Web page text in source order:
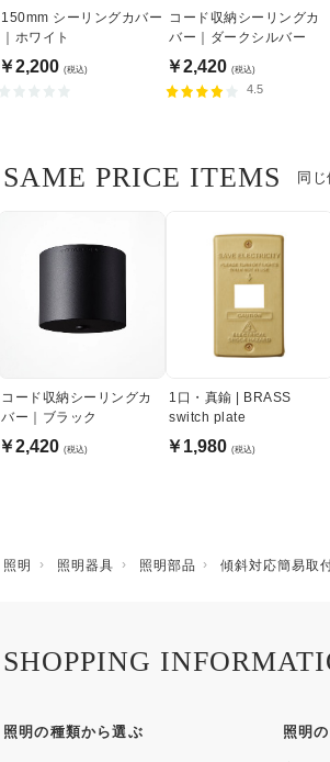
150mm シーリングカバー
｜ホワイト
￥2,200 (税込)
コード収納シーリングカ
バー｜ダークシルバー
￥2,420 (税込)
4.5
同
SAME PRICE ITEMS
コード収納シーリングカ
バー｜ブラック
￥2,420 (税込)
1口・真鍮 | BRASS
switch plate
￥1,980 (税込)
照明 照明器具 照明部品 傾斜対応簡易取
SHOPPING
照明の種類から選ぶ 照明